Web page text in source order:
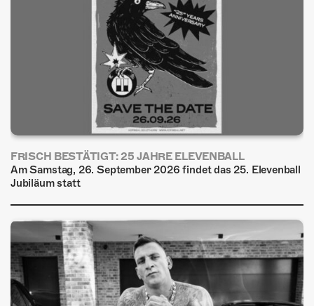
FRISCH BESTÄTIGT: 25 JAHRE ELEVENBALL
Am Samstag, 26. September 2026 findet das 25. Elevenball
Jubiläum statt